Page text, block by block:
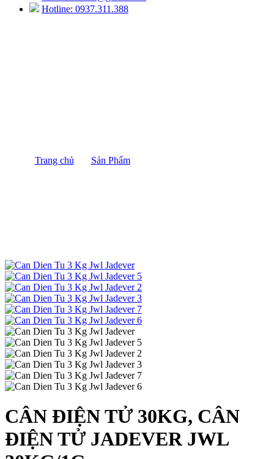
Hotline: 0937.311.388
Trang chủ Sản Phẩm/
CÂN ĐIỆN TỬ 30KG, CÂN
ĐIỆN TỬ JADEVER JWL